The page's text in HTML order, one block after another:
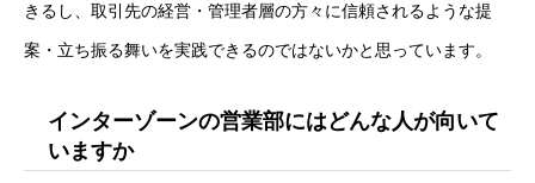
きるし、取引先の経営・管理者層の方々に信頼されるような提
案・立ち振る舞いを実践できるのではないかと思っています。
インターゾーンの営業部にはどんな人が向いて
いますか